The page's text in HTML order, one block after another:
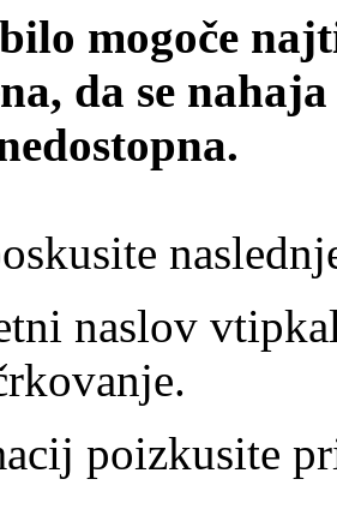
mogoče
da se
naslov
poizkusite